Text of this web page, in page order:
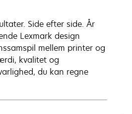
Side efter side. År
Lexmark design
mellem printer og
kvalitet og
du kan regne